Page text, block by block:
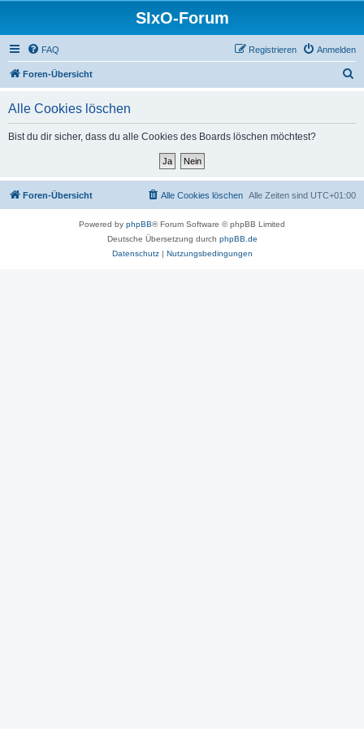
SIxO-Forum
FAQ Anmelden
Registrieren
Foren-Übersicht
Alle Cookies löschen
Bist du dir sicher, dass du alle Cookies des Boards löschen möchtest?
Foren-Übersicht Alle Zeiten sind UTC+01:00
Alle Cookies löschen
Powered by phpBB® Forum Software © phpBB Limited
Deutsche Übersetzung durch phpBB.de
Datenschutz| Nutzungsbedingungen